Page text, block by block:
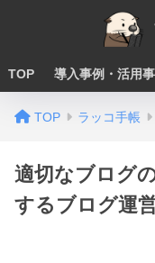
TOP 導入事例・活用
TOP ラッコ手帳
適切なブログ
するブログ運